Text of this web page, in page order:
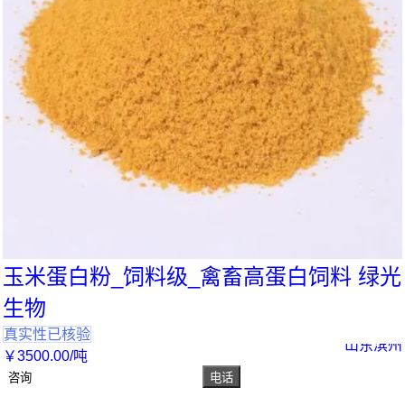
玉米蛋白粉_饲料级_禽畜高蛋白饲料 绿光
生物
真实性已核验
￥3500.00/吨
山东滨州
咨询 电话